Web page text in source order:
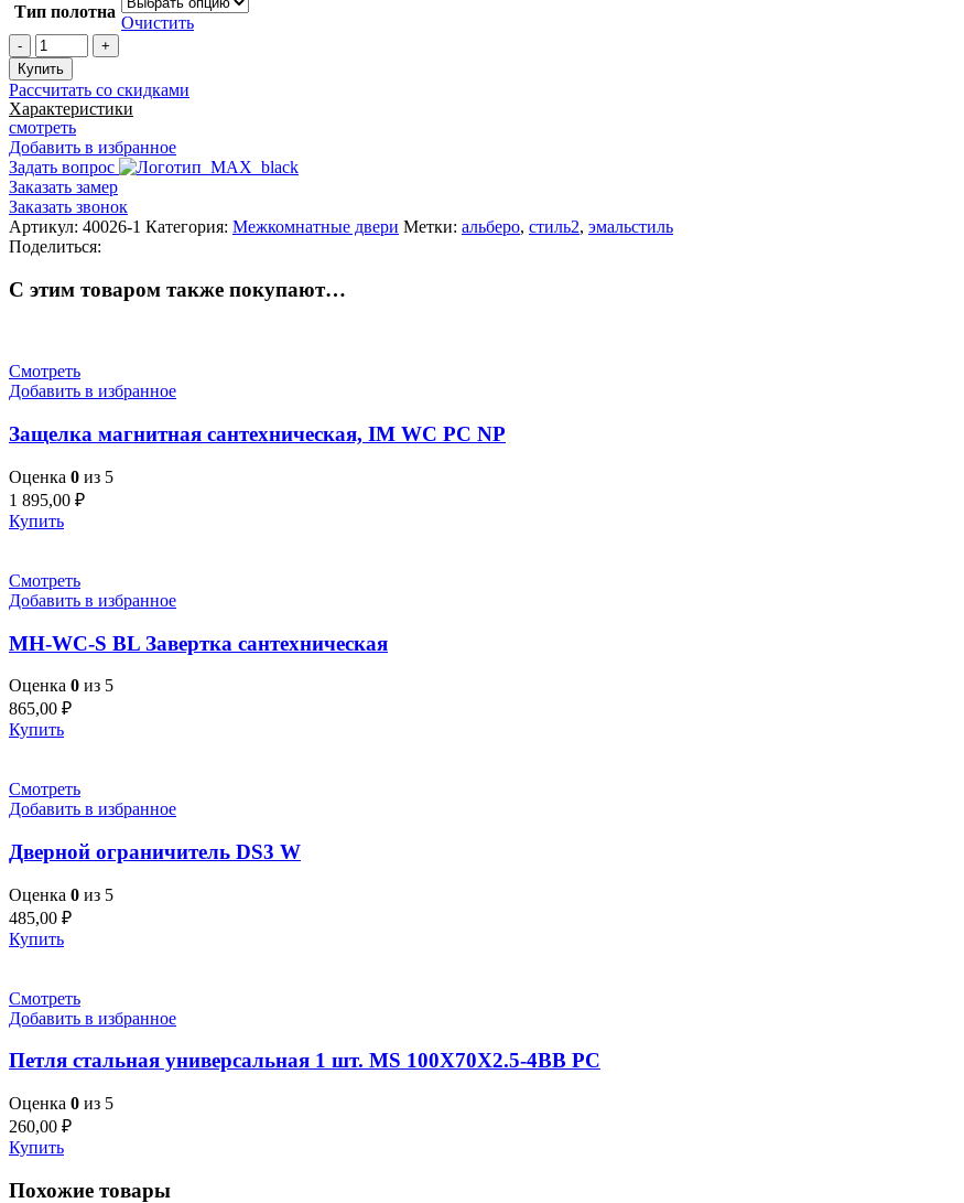
Тип полотна
Очистить
Количество
товара
Дверь
межкомнатная
Стиль-2
Купить
Рассчитать со скидками
Характеристики
смотреть
Добавить в избранное
Задать вопрос
Заказать замер
Заказать звонок
Артикул: 40026-1 Категория: Межкомнатные двери Метки: альберо, стиль2, эмальстиль
Поделиться:
С этим товаром также покупают…
Смотреть
Добавить в избранное
Защелка магнитная сантехническая, IM WC PC NP
Оценка 0 из 5
1 895,00 ₽
Купить
Смотреть
Добавить в избранное
MH-WC-S BL Завертка сантехническая
Оценка 0 из 5
865,00 ₽
Купить
Смотреть
Добавить в избранное
Дверной ограничитель DS3 W
Оценка 0 из 5
485,00 ₽
Купить
Смотреть
Добавить в избранное
Петля стальная универсальная 1 шт. MS 100X70X2.5-4BB PC
Оценка 0 из 5
260,00 ₽
Купить
Похожие товары